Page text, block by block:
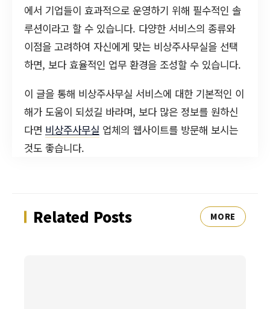
에서 기업들이 효과적으로 운영하기 위해 필수적인 솔
루션이라고 할 수 있습니다. 다양한 서비스의 종류와
이점을 고려하여 자신에게 맞는 비상주사무실을 선택
하면, 보다 효율적인 업무 환경을 조성할 수 있습니다.
이 글을 통해 비상주사무실 서비스에 대한 기본적인 이
해가 도움이 되셨길 바라며, 보다 많은 정보를 원하신
다면 비상주사무실 업체의 웹사이트를 방문해 보시는
것도 좋습니다.
Related Posts MORE